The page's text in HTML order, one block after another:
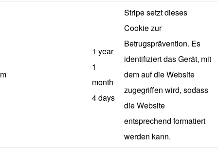
m
1 year
1
month
4 days
Stripe setzt dieses
Cookie zur
Betrugsprävention. Es
identifiziert das Gerät, mit
dem auf die Website
zugegriffen wird, sodass
die Website
entsprechend formatiert
werden kann.